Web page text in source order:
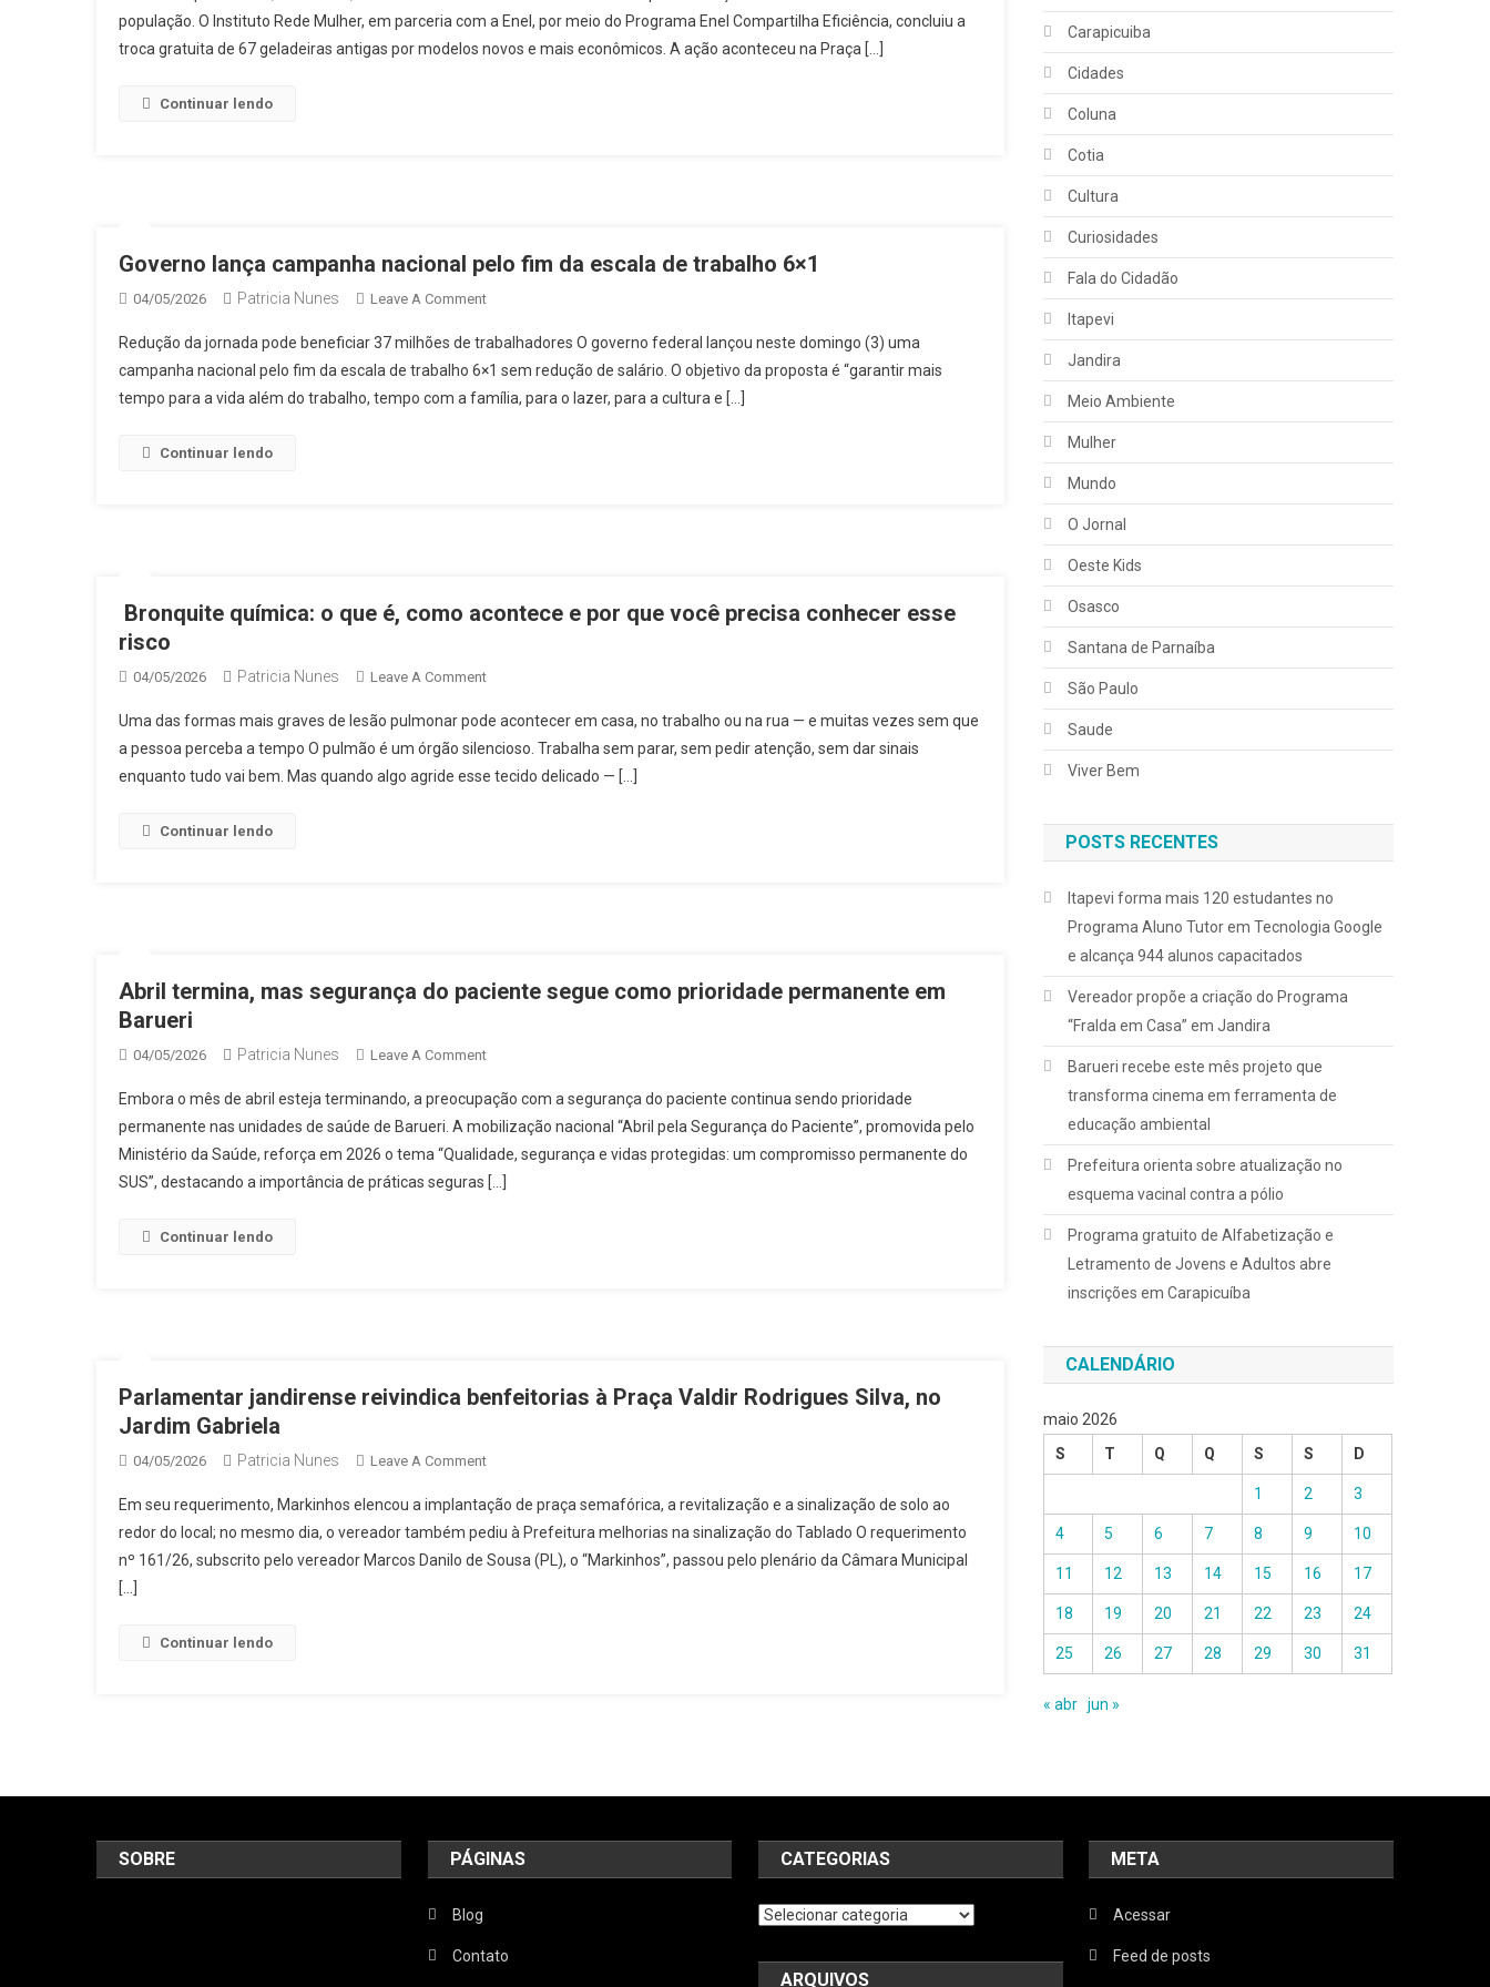
Mulher
E
Jandira
Ampliam
Energética
população. O Instituto Rede Mulher, em parceria com a Enel, por meio do Programa Enel Compartilha Eficiência, concluiu a
troca gratuita de 67 geladeiras antigas por modelos novos e mais econômicos. A ação aconteceu na Praça […]
Continuar lendo
Governo lança campanha nacional pelo fim da escala de trabalho 6×1
04/05/2026 Patricia Nunes Leave A CommentOn
Lança
Campanha
Nacional
Redução da jornada pode beneficiar 37 milhões de trabalhadores O governo federal lançou neste domingo (3) uma
campanha nacional pelo fim da escala de trabalho 6×1 sem redução de salário. O objetivo da proposta é “garantir mais
tempo para a vida além do trabalho, tempo com a família, para o lazer, para a cultura e […]
Continuar lendo
Bronquite química: o que é, como acontece e por que você precisa conhecer esse
risco
04/05/2026 Patricia Nunes Leave A CommentOn
Química:
O
Que
Precisa
Risco
Uma das formas mais graves de lesão pulmonar pode acontecer em casa, no trabalho ou na rua — e muitas vezes sem que
a pessoa perceba a tempo O pulmão é um órgão silencioso. Trabalha sem parar, sem pedir atenção, sem dar sinais
enquanto tudo vai bem. Mas quando algo agride esse tecido delicado — […]
Continuar lendo
Abril termina, mas segurança do paciente segue como prioridade permanente em
Barueri
04/05/2026 Patricia Nunes Leave A CommentOn
Termina,
Mas
Segurança
Do
Embora o mês de abril esteja terminando, a preocupação com a segurança do paciente continua sendo prioridade
permanente nas unidades de saúde de Barueri. A mobilização nacional “Abril pela Segurança do Paciente”, promovida pelo
Ministério da Saúde, reforça em 2026 o tema “Qualidade, segurança e vidas protegidas: um compromisso permanente do
SUS”, destacando a importância de práticas seguras […]
Continuar lendo
Parlamentar jandirense reivindica benfeitorias à Praça Valdir Rodrigues Silva, no
Jardim Gabriela
04/05/2026 Patricia Nunes Leave A CommentOn
Jandirense
Reivindica
Benfeitorias
Em seu requerimento, Markinhos elencou a implantação de praça semafórica, a revitalização e a sinalização de solo ao
redor do local; no mesmo dia, o vereador também pediu à Prefeitura melhorias na sinalização do Tablado O requerimento
nº 161/26, subscrito pelo vereador Marcos Danilo de Sousa (PL), o “Markinhos”, passou pelo plenário da Câmara Municipal
[…]
Continuar lendo
Carapicuiba
Cidades
Coluna
Cotia
Cultura
Curiosidades
Fala do Cidadão
Itapevi
Jandira
Meio Ambiente
Mulher
Mundo
O Jornal
Oeste Kids
Osasco
Santana de Parnaíba
São Paulo
Saude
Viver Bem
POSTS RECENTES
Itapevi forma mais 120 estudantes no
Programa Aluno Tutor em Tecnologia Google
e alcança 944 alunos capacitados
Vereador propõe a criação do Programa
“Fralda em Casa” em Jandira
Barueri recebe este mês projeto que
transforma cinema em ferramenta de
educação ambiental
Prefeitura orienta sobre atualização no
esquema vacinal contra a pólio
Programa gratuito de Alfabetização e
Letramento de Jovens e Adultos abre
inscrições em Carapicuíba
CALENDÁRIO
maio 2026
S
T Q Q S S D
1 2 3
4 5 6 7 8 9 10
11 12 13 14 15 16 17
18 19 20 21 22 23 24
25 26 27 28 29 30 31
« abr jun »
SOBRE PÁGINAS
Blog
Contato
CATEGORIAS
Categorias
ARQUIVOS
META
Acessar
Feed de posts